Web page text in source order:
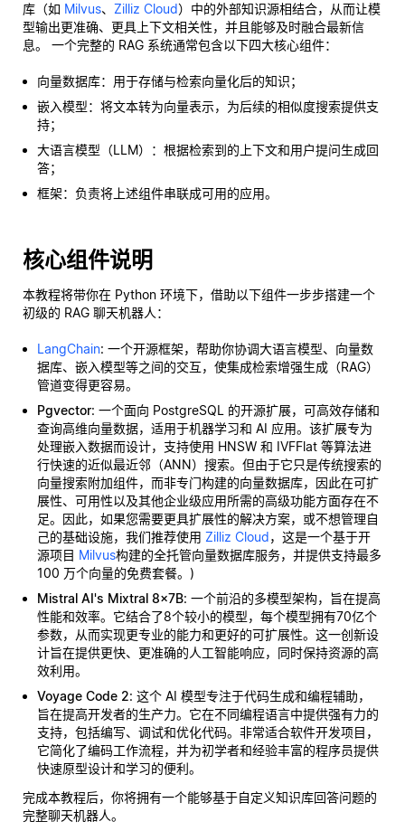
库（如 Milvus、 Zilliz Cloud）中的外部知识源相结合，从而让模
型输出更准确、更具上下文相关性，并且能够及时融合最新信
息。 一个完整的 RAG 系统通常包含以下四大核心组件：
向量数据库：用于存储与检索向量化后的知识；
嵌入模型：将文本转为向量表示，为后续的相似度搜索提供支
持；
大语言模型（LLM）：根据检索到的上下文和用户提问生成回
答；
框架：负责将上述组件串联成可用的应用。
核心组件说明
本教程将带你在 Python 环境下，借助以下组件一步步搭建一个
初级的 RAG 聊天机器人：
LangChain: 一个开源框架，帮助你协调大语言模型、向量数
据库、嵌入模型等之间的交互，使集成检索增强生成（RAG）
管道变得更容易。
Pgvector: 一个面向 PostgreSQL 的开源扩展，可高效存储和
查询高维向量数据，适用于机器学习和 AI 应用。该扩展专为
处理嵌入数据而设计，支持使用 HNSW 和 IVFFlat 等算法进
行快速的近似最近邻（ANN）搜索。但由于它只是传统搜索的
向量搜索附加组件，而非专门构建的向量数据库，因此在可扩
展性、可用性以及其他企业级应用所需的高级功能方面存在不
足。因此，如果您需要更具扩展性的解决方案，或不想管理自
己的基础设施，我们推荐使用 Zilliz Cloud，这是一个基于开
源项目 Milvus构建的全托管向量数据库服务，并提供支持最多
100 万个向量的免费套餐。)
Mistral AI's Mixtral 8x7B: 一个前沿的多模型架构，旨在提高
性能和效率。它结合了8个较小的模型，每个模型拥有70亿个
参数，从而实现更专业的能力和更好的可扩展性。这一创新设
计旨在提供更快、更准确的人工智能响应，同时保持资源的高
效利用。
Voyage Code 2: 这个 AI 模型专注于代码生成和编程辅助，
旨在提高开发者的生产力。它在不同编程语言中提供强有力的
支持，包括编写、调试和优化代码。非常适合软件开发项目，
它简化了编码工作流程，并为初学者和经验丰富的程序员提供
快速原型设计和学习的便利。
完成本教程后，你将拥有一个能够基于自定义知识库回答问题的
完整聊天机器人。